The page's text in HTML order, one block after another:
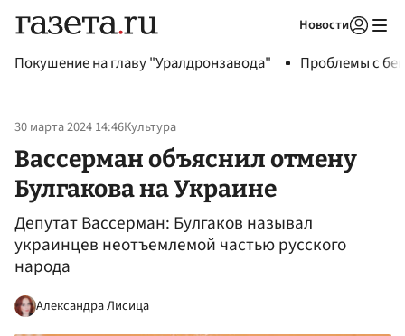
Новости
Покушение на главу "Уралдронзавода" Проблемы с
30 марта 2024 14:46Культура
Вассерман объяснил отмену
Булгакова на Украине
Депутат Вассерман: Булгаков называл
украинцев неотъемлемой частью русского
народа
Александра Лисица